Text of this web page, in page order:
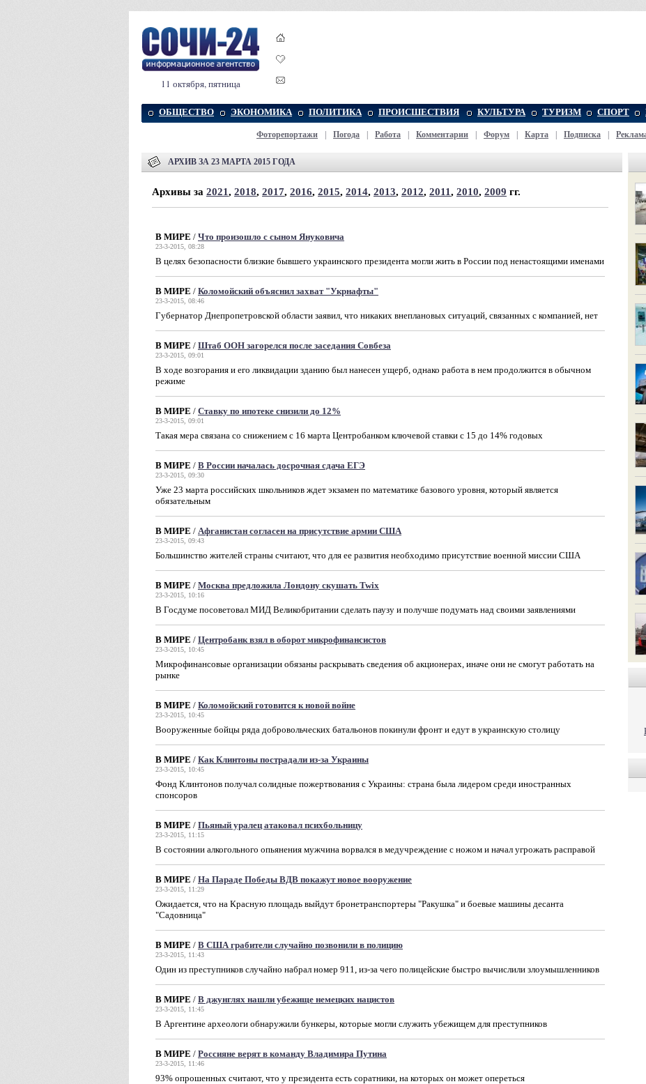
11 октября, пятница
ОБЩЕСТВО ЭКОНОМИКА ПОЛИТИКА ПРОИСШЕСТВИЯ КУЛЬТУРА ТУРИЗМ СПОРТ
Фоторепортажи Погода Работа Комментарии Форум Карта Подписка
АРХИВ ЗА 23 МАРТА 2015 ГОДА
Архивы за 2021, 2018, 2017, 2016, 2015, 2014, 2013, 2012, 2011, 2010, 2009 гг.
В МИРЕ / Что произошло с сыном Януковича
23-3-2015, 08:28
В целях безопасности близкие бывшего украинского президента могли жить в России под ненастоящими именами
В МИРЕ / Коломойский объяснил захват "Укрнафты"
23-3-2015, 08:46
Губернатор Днепропетровской области заявил, что никаких внеплановых ситуаций, связанных с компанией, нет
В МИРЕ / Штаб ООН загорелся после заседания Совбеза
23-3-2015, 09:01
В ходе возгорания и его ликвидации зданию был нанесен ущерб, однако работа в нем продолжится в обычном
режиме
В МИРЕ / Ставку по ипотеке снизили до 12%
23-3-2015, 09:01
Такая мера связана со снижением с 16 марта Центробанком ключевой ставки с 15 до 14% годовых
В МИРЕ / В России началась досрочная сдача ЕГЭ
23-3-2015, 09:30
Уже 23 марта российских школьников ждет экзамен по математике базового уровня, который является
обязательным
В МИРЕ / Афганистан согласен на присутствие армии США
23-3-2015, 09:43
Большинство жителей страны считают, что для ее развития необходимо присутствие военной миссии США
В МИРЕ / Москва предложила Лондону скушать Twix
23-3-2015, 10:16
В Госдуме посоветовал МИД Великобритании сделать паузу и получше подумать над своими заявлениями
В МИРЕ / Центробанк взял в оборот микрофинансистов
23-3-2015, 10:45
Микрофинансовые организации обязаны раскрывать сведения об акционерах, иначе они не смогут работать на
рынке
В МИРЕ / Коломойский готовится к новой войне
23-3-2015, 10:45
Вооруженные бойцы ряда добровольческих батальонов покинули фронт и едут в украинскую столицу
В МИРЕ / Как Клинтоны пострадали из-за Украины
23-3-2015, 10:45
Фонд Клинтонов получал солидные пожертвования с Украины: страна была лидером среди иностранных
спонсоров
В МИРЕ / Пьяный уралец атаковал психбольницу
23-3-2015, 11:15
В состоянии алкогольного опьянения мужчина ворвался в медучреждение с ножом и начал угрожать расправой
В МИРЕ / На Параде Победы ВДВ покажут новое вооружение
23-3-2015, 11:29
Ожидается, что на Красную площадь выйдут бронетранспортеры "Ракушка" и боевые машины десанта
"Садовница"
В МИРЕ / В США грабители случайно позвонили в полицию
23-3-2015, 11:43
Один из преступников случайно набрал номер 911, из-за чего полицейские быстро вычислили злоумышленников
В МИРЕ / В джунглях нашли убежище немецких нацистов
23-3-2015, 11:45
В Аргентине археологи обнаружили бункеры, которые могли служить убежищем для преступников
В МИРЕ / Россияне верят в команду Владимира Путина
23-3-2015, 11:46
93% опрошенных считают, что у президента есть соратники, на которых он может опереться